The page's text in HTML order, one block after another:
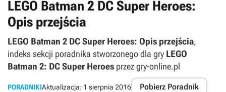
LEGO Batman 2 DC Super Heroes:
Opis przejścia
LEGO Batman 2 DC Super Heroes: Opis przejścia,
indeks sekcji poradnika stworzonego dla gry LEGO
Batman 2: DC Super Heroes przez gry-online.pl
PORADNIKIAktualizacja: 1 sierpnia 2016 Pobierz Poradnik